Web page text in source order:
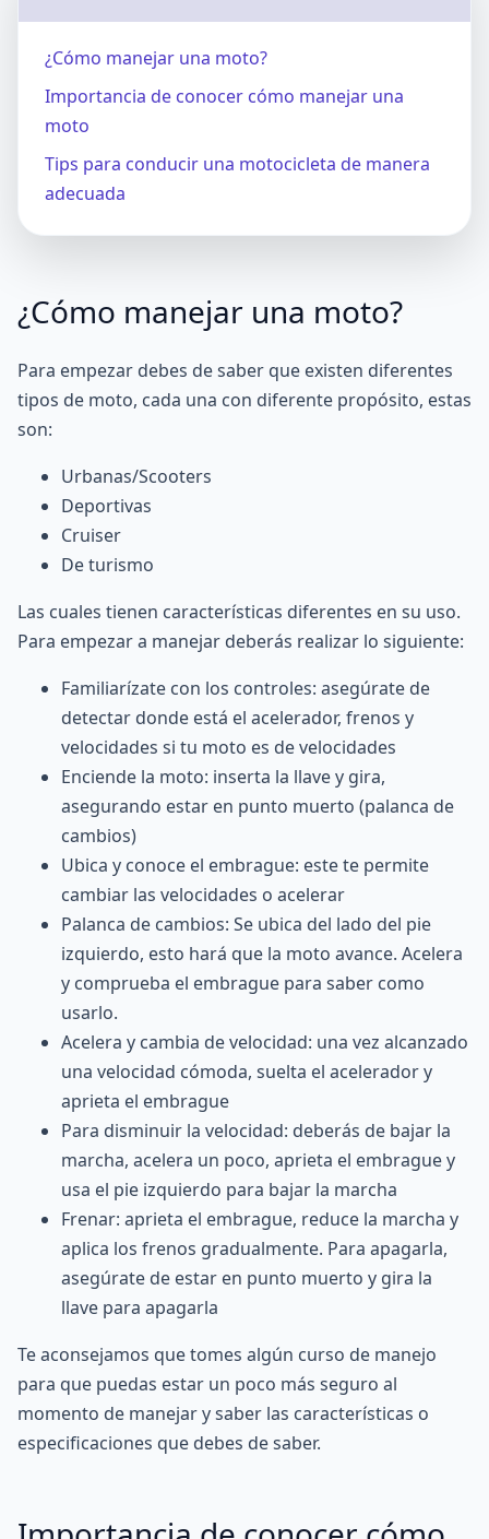
¿Cómo manejar una moto?
Importancia de conocer cómo manejar una
moto
Tips para conducir una motocicleta de manera
adecuada
¿Cómo manejar una moto?
Para empezar debes de saber que existen diferentes
tipos de moto, cada una con diferente propósito, estas
son:
Urbanas/Scooters
Deportivas
Cruiser
De turismo
Las cuales tienen características diferentes en su uso.
Para empezar a manejar deberás realizar lo siguiente:
Familiarízate con los controles: asegúrate de
detectar donde está el acelerador, frenos y
velocidades si tu moto es de velocidades
Enciende la moto: inserta la llave y gira,
asegurando estar en punto muerto (palanca de
cambios)
Ubica y conoce el embrague: este te permite
cambiar las velocidades o acelerar
Palanca de cambios: Se ubica del lado del pie
izquierdo, esto hará que la moto avance. Acelera
y comprueba el embrague para saber como
usarlo.
Acelera y cambia de velocidad: una vez alcanzado
una velocidad cómoda, suelta el acelerador y
aprieta el embrague
Para disminuir la velocidad: deberás de bajar la
marcha, acelera un poco, aprieta el embrague y
usa el pie izquierdo para bajar la marcha
Frenar: aprieta el embrague, reduce la marcha y
aplica los frenos gradualmente. Para apagarla,
asegúrate de estar en punto muerto y gira la
llave para apagarla
Te aconsejamos que tomes algún curso de manejo
para que puedas estar un poco más seguro al
momento de manejar y saber las características o
especificaciones que debes de saber.